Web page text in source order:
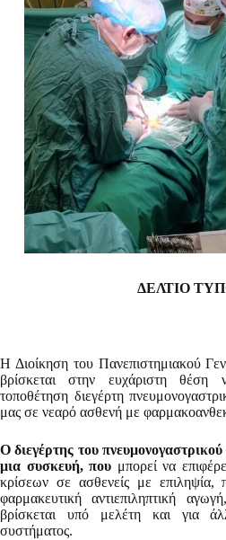
ΔΕΛΤΙΟ
Η Διοίκηση του Πανεπιστημιακού
βρίσκεται στην ευχάριστη θέση
τοποθέτηση διεγέρτη
μας σε νεαρό ασθενή με
Ο διεγέρτης του
μια συσκευή, που μπορεί να
κρίσεων σε ασθενείς με επιληψία,
φαρμακευτική αντιεπιληπτική
βρίσκεται υπό μελέτη και για
συστήματος.